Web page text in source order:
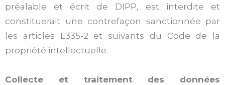
préalable et écrit de DIPP, est interdite et
constituerait une contrefaçon sanctionnée par
les articles L335-2 et suivants du Code de la
propriété intellectuelle.
Collecte et traitement des données